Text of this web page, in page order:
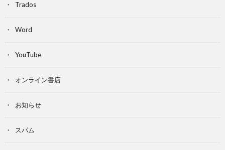
Trados
Word
YouTube
オンライン書店
お知らせ
スパム